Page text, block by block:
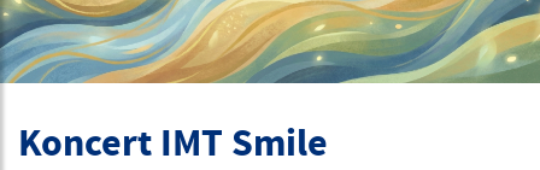
Koncert IMT Smile